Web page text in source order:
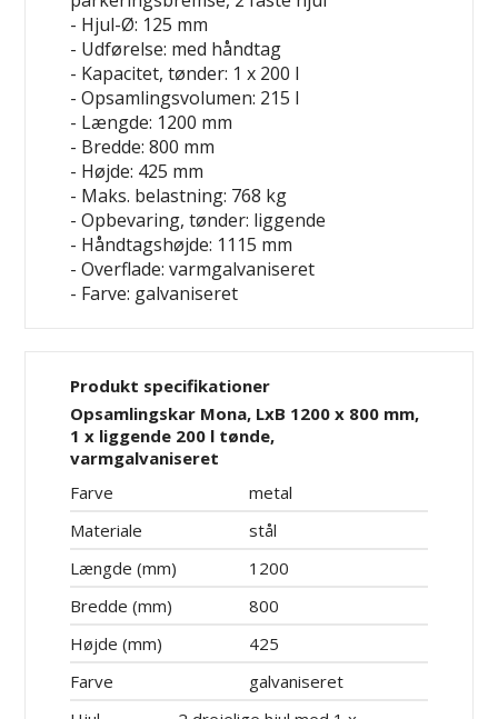
- Hjul-Ø: 125 mm
- Udførelse: med håndtag
- Kapacitet, tønder: 1 x 200 l
- Opsamlingsvolumen: 215 l
- Længde: 1200 mm
- Bredde: 800 mm
- Højde: 425 mm
- Maks. belastning: 768 kg
- Opbevaring, tønder: liggende
- Håndtagshøjde: 1115 mm
- Overflade: varmgalvaniseret
- Farve: galvaniseret
Produkt specifikationer
Opsamlingskar Mona, LxB 1200 x 800 mm,
1 x liggende 200 l tønde,
varmgalvaniseret
Farve
metal
Materiale
stål
Længde (mm)
1200
Bredde (mm)
800
Højde (mm)
425
Farve
galvaniseret